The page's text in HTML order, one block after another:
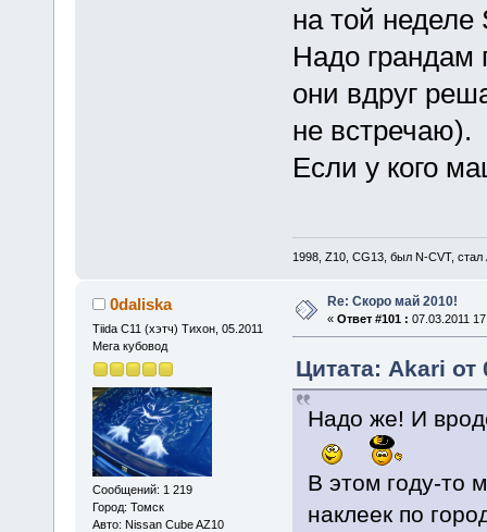
на той
Надо грандам
они вдруг
не встречаю).
Если у кого
1998, Z10, CG13, был N-CVT,
0daliska
Tiida C11 (хэтч) Тихон, 05.2011
Мега кубовод
Сообщений: 1 219
Город: Томск
Авто: Nissan Cube AZ10
Re: Скоро май 2010!
« Ответ #101 : 07.03.2011
Цитата: Akari от
Надо же! И
В этом году-то
наклеек по